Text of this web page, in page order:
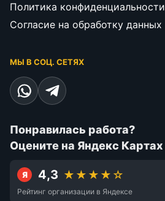
Политика конфиденциальности
Согласие на обработку данных
МЫ В СОЦ. СЕТЯХ
Понравилась работа?
Оцените на Яндекс Картах
Я 4,3 ★★★★☆
Рейтинг организации в Яндексе